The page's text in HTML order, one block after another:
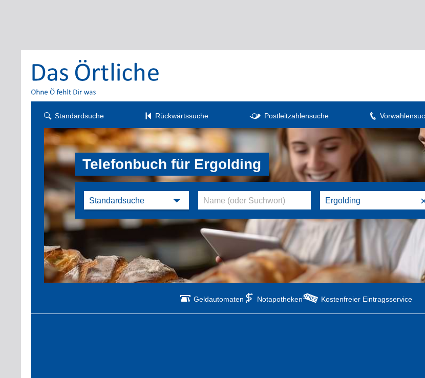
Standardsuche Rückwärtssuche Postleitzahlensuche
Telefonbuch für Ergolding
Geldautomaten Notapotheken Kostenfreier Eintragsservice